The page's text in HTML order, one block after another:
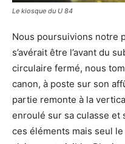
Le kiosque du U 84
Nous poursuivions notre
s’avérait être l’avant du
circulaire fermé, nous
canon, à poste sur son
partie remonte à la
enroulé sur sa culasse et
ces éléments mais seul